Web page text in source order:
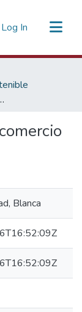
Log In (current)
Blanca